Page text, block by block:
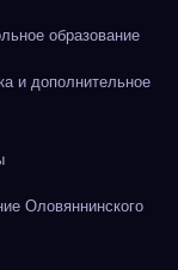
образование
и дополнительное
Оловяннинского